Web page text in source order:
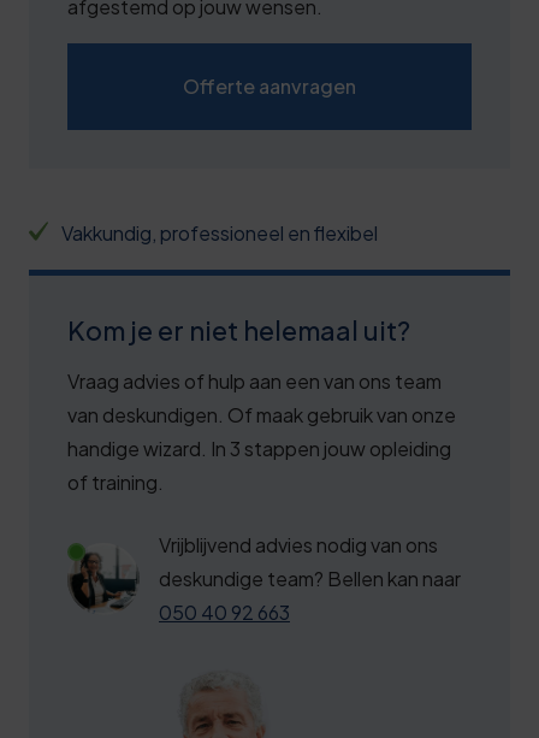
afgestemd op jouw wensen.
Offerte aanvragen
Vakkundig, professioneel en flexibel
Kom je er niet helemaal uit?
Vraag advies of hulp aan een van ons team
van deskundigen. Of maak gebruik van onze
handige wizard. In 3 stappen jouw opleiding
of training.
Vrijblijvend advies nodig van ons
deskundige team? Bellen kan naar
050 40 92 663
1
2
3
3
4
5
6
7
8
7
8
8
3
8
3
9
4
4
9